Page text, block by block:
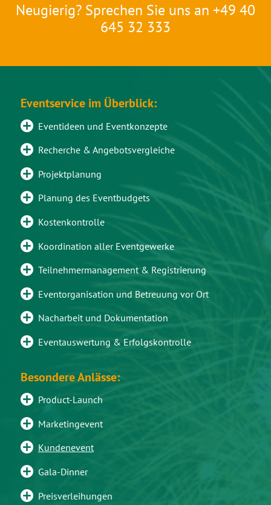
Neugierig? Sprechen Sie uns an +49 40
645 32 333
Eventservice im Überblick:
Eventideen und Eventkonzepte
Recherche & Angebotsvergleiche
Projektplanung
Planung des Eventbudgets
Kostenkontrolle
Koordination aller Eventgewerke
Teilnehmermanagement & Registrierung
Eventorganisation und Betreuung vor Ort
Nacharbeit und Dokumentation
Eventauswertung & Erfolgskontrolle
Besondere Anlässe:
Product-Launch
Marketingevent
Kundenevent
Gala-Dinner
Preisverleihungen